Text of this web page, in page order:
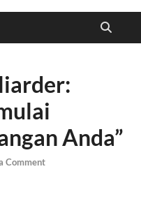
Anda”
Comment